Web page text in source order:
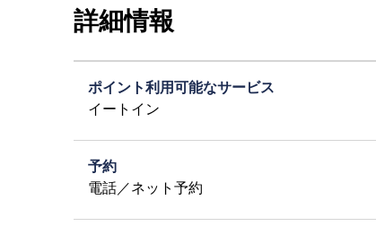
詳細情報
ポイント利用可能なサービス
イートイン
予約
電話／ネット予約